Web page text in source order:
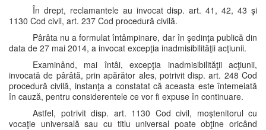
În drept, reclamantele au invocat disp. art. 41, 42, 43 şi
1130 Cod civil, art. 237 Cod procedură civilă.
Pârâta nu a formulat întâmpinare, dar în şedinţa publică din
data de 27 mai 2014, a invocat excepţia inadmisibilităţii acţiunii.
Examinând, mai întâi, excepţia inadmisibilităţii acţiunii,
invocată de pârâtă, prin apărător ales, potrivit disp. art. 248 Cod
procedură civilă, instanţa a constatat că aceasta este întemeiată
în cauză, pentru considerentele ce vor fi expuse în continuare.
Astfel, potrivit disp. art. 1130 Cod civil, moştenitorul cu
vocaţie universală sau cu titlu universal poate obţine oricând